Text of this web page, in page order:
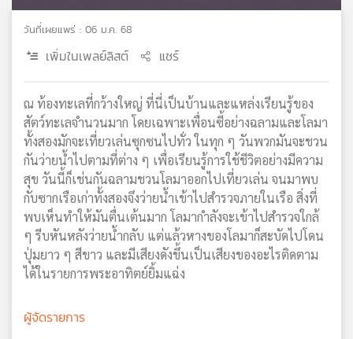
ไทย
แผนที่
วิทยุ
เครือ
ข่าย
วันที่เผยแพร่ : 06 ม.ค. 68
เพิ่มในเพลย์ลิสต์ แชร์
ณ ท้องทะเลที่กว้างใหญ่ ที่นี่เป็นบ้านและแหล่งเรียนรู้ของ
สัตว์ทะเลจำนวนมาก โดยเฉพาะเพื่อนซี้อย่างฉลามและโลมา
ทั้งสองมักจะเที่ยวเล่นซุกซนไปทั่ว ในทุก ๆ วันพวกมันจะชวน
กันว่ายน้ำไปตามที่ต่าง ๆ เพื่อเรียนรู้การใช้ชีวิตอย่างมีความ
สุข วันนี้ก็เช่นกันฉลามชวนโลมาออกไปเที่ยวเล่น จนมาพบ
กับซากเรือเก่าทั้งสองจึงว่ายน้ำเข้าไปสำรวจภายในเรือ สิ่งที่
พบเห็นทำให้มันตื่นเต้นมาก โลมากำลังจะเข้าไปสำรวจใกล้
ๆ รีบหันหลังว่ายน้ำกลับ แต่แล้วหางของโลมาก็สะบัดไปโดน
ปุ่มยาว ๆ สีขาว และมีเสียงดังขึ้นเป็นเสียงของอะไรติดตาม
ได้ในรายการพระอาทิตย์ยิ้มแฉ่ง
ผู้จัดรายการ